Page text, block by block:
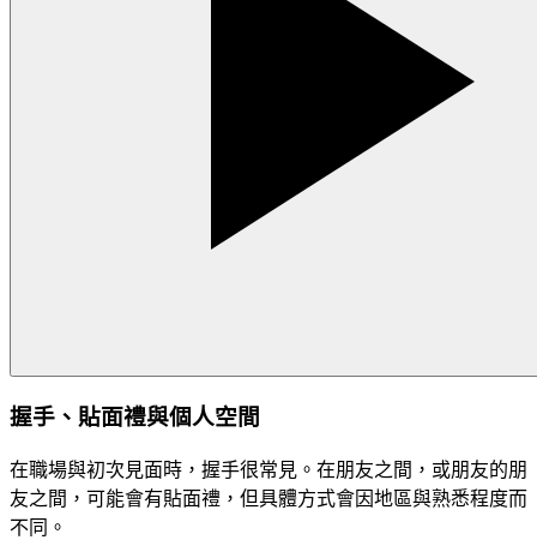
握手、貼面禮與個人空間
在職場與初次見面時，握手很常見。在朋友之間，或朋友的朋
友之間，可能會有貼面禮，但具體方式會因地區與熟悉程度而
不同。